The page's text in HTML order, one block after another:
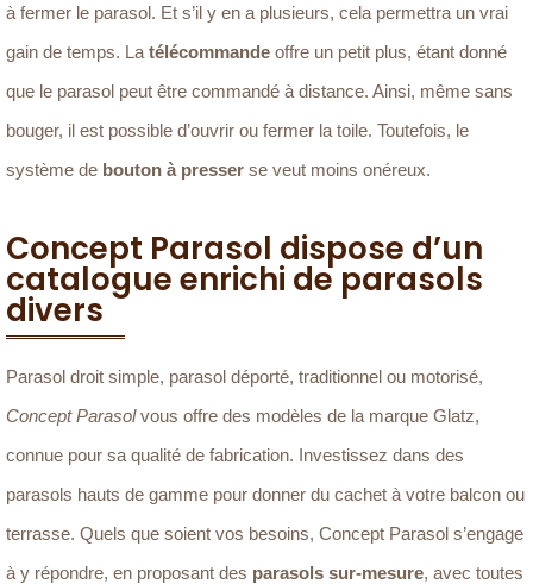
à fermer le parasol. Et s’il y en a plusieurs, cela permettra un vrai
gain de temps. La télécommande offre un petit plus, étant donné
que le parasol peut être commandé à distance. Ainsi, même sans
bouger, il est possible d’ouvrir ou fermer la toile. Toutefois, le
système de bouton à presser se veut moins onéreux.
Concept Parasol dispose d’un
catalogue enrichi de parasols
divers
Parasol droit simple, parasol déporté, traditionnel ou motorisé,
Concept Parasolvous offre des modèles de la marque Glatz,
connue pour sa qualité de fabrication. Investissez dans des
parasols hauts de gamme pour donner du cachet à votre balcon ou
terrasse. Quels que soient vos besoins, Concept Parasol s’engage
à y répondre, en proposant des parasols sur-mesure, avec toutes